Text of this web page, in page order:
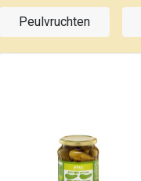
Peulvruchten